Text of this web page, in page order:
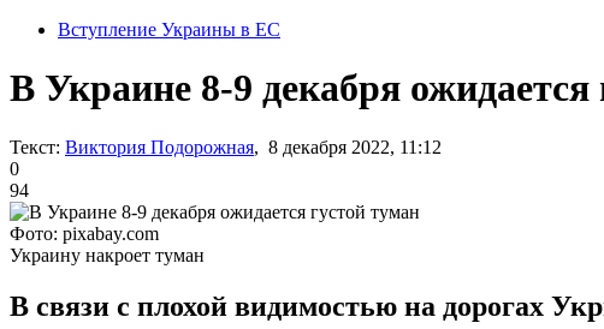
Вступление Украины в ЕС
В Украине 8-9 декабря ожидается
Текст: Виктория Подорожная, 8 декабря 2022, 11:12
0
94
Фото: pixabay.com
Украину накроет туман
В связи с плохой видимостью на дорогах